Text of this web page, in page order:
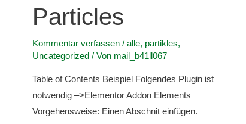
Particles
Kommentar verfassen / alle, partikles,
Uncategorized/ Von mail_b41ll067
Table of Contents Beispiel Folgendes Plugin ist
notwendig –>Elementor Addon Elements
Vorgehensweise: Einen Abschnit einfügen.